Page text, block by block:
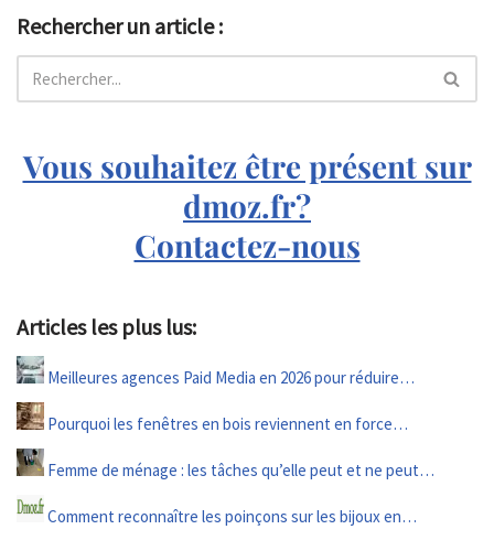
Rechercher un article :
Vous souhaitez être présent sur
dmoz.fr?
Contactez-nous
Articles les plus lus:
Meilleures agences Paid Media en 2026 pour réduire…
Pourquoi les fenêtres en bois reviennent en force…
Femme de ménage : les tâches qu’elle peut et ne peut…
Comment reconnaître les poinçons sur les bijoux en…